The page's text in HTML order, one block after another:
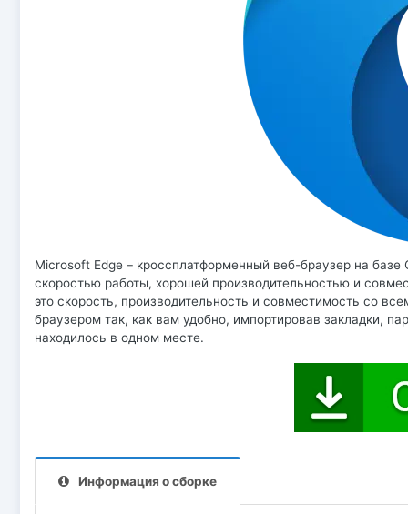
Microsoft Edge – кроссплатформенный веб-браузер на
скоростью работы, хорошей производительностью и
это скорость, производительность и совместимость со
браузером так, как вам удобно, импортировав закладки,
находилось в одном месте.
Информация о сборке